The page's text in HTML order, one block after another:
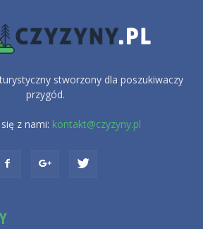
stworzony dla poszukiwaczy
przygód.
z nami: kontakt@czyzyny.pl